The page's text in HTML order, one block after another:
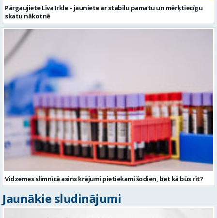
Pārgaujiete Līva Irkle – jauniete ar stabilu pamatu un mērķtiecīgu
skatu nākotnē
Vidzemes slimnīcā asins krājumi pietiekami šodien, bet kā būs rīt?
Jaunākie sludinājumi